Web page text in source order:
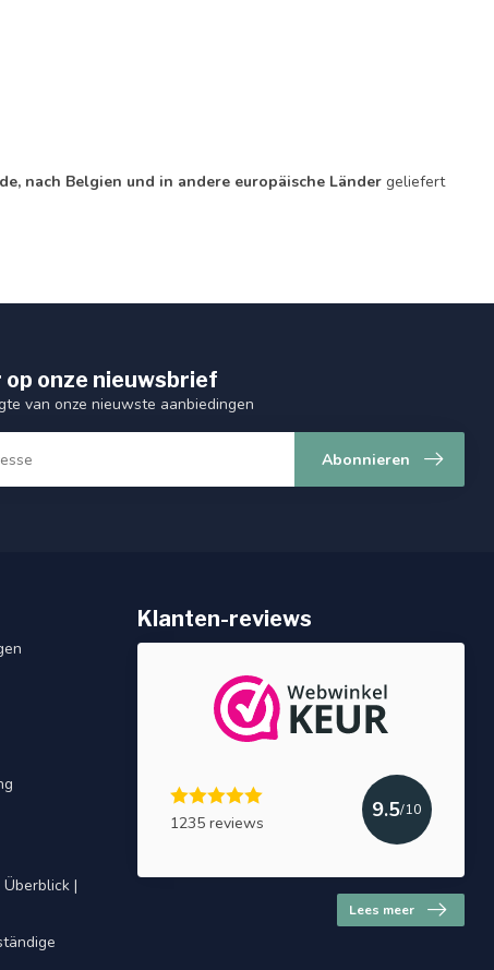
nach Belgien und in andere europäische Länder geliefert
onze nieuwsbrief
van onze nieuwste aanbiedingen
Abonnieren
|
Klanten-reviews
1235 reviews
9.5/10
Lees meer